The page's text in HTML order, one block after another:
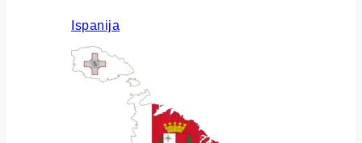
Ispanija